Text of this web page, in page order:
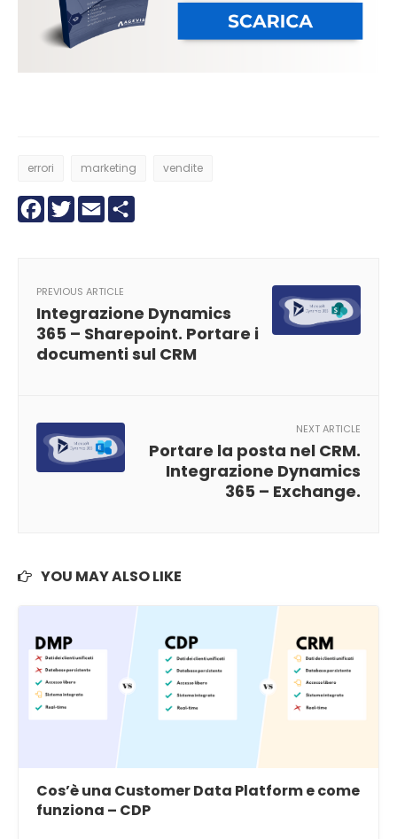
errori marketing vendite
Facebook
Twitter
Email
PREVIOUS ARTICLE
Integrazione Dynamics
365 – Sharepoint. Portare i
documenti sul CRM
NEXT ARTICLE
Portare la posta nel CRM.
Integrazione Dynamics
365 – Exchange.
YOU MAY ALSO LIKE
Cos’è una Customer Data Platform e come
funziona – CDP